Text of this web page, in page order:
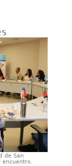
de San
encuentro.